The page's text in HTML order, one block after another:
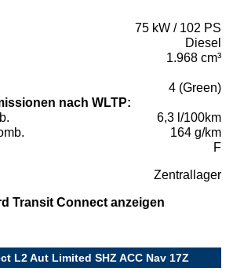
75 kW / 102 PS
Diesel
1.968 cm³
4 (Green)
nach WLTP:
6,3 l/100km
164 g/km
F
Zentrallager
Transit Connect anzeigen
L2 Aut Limited SHZ ACC Nav 17Z